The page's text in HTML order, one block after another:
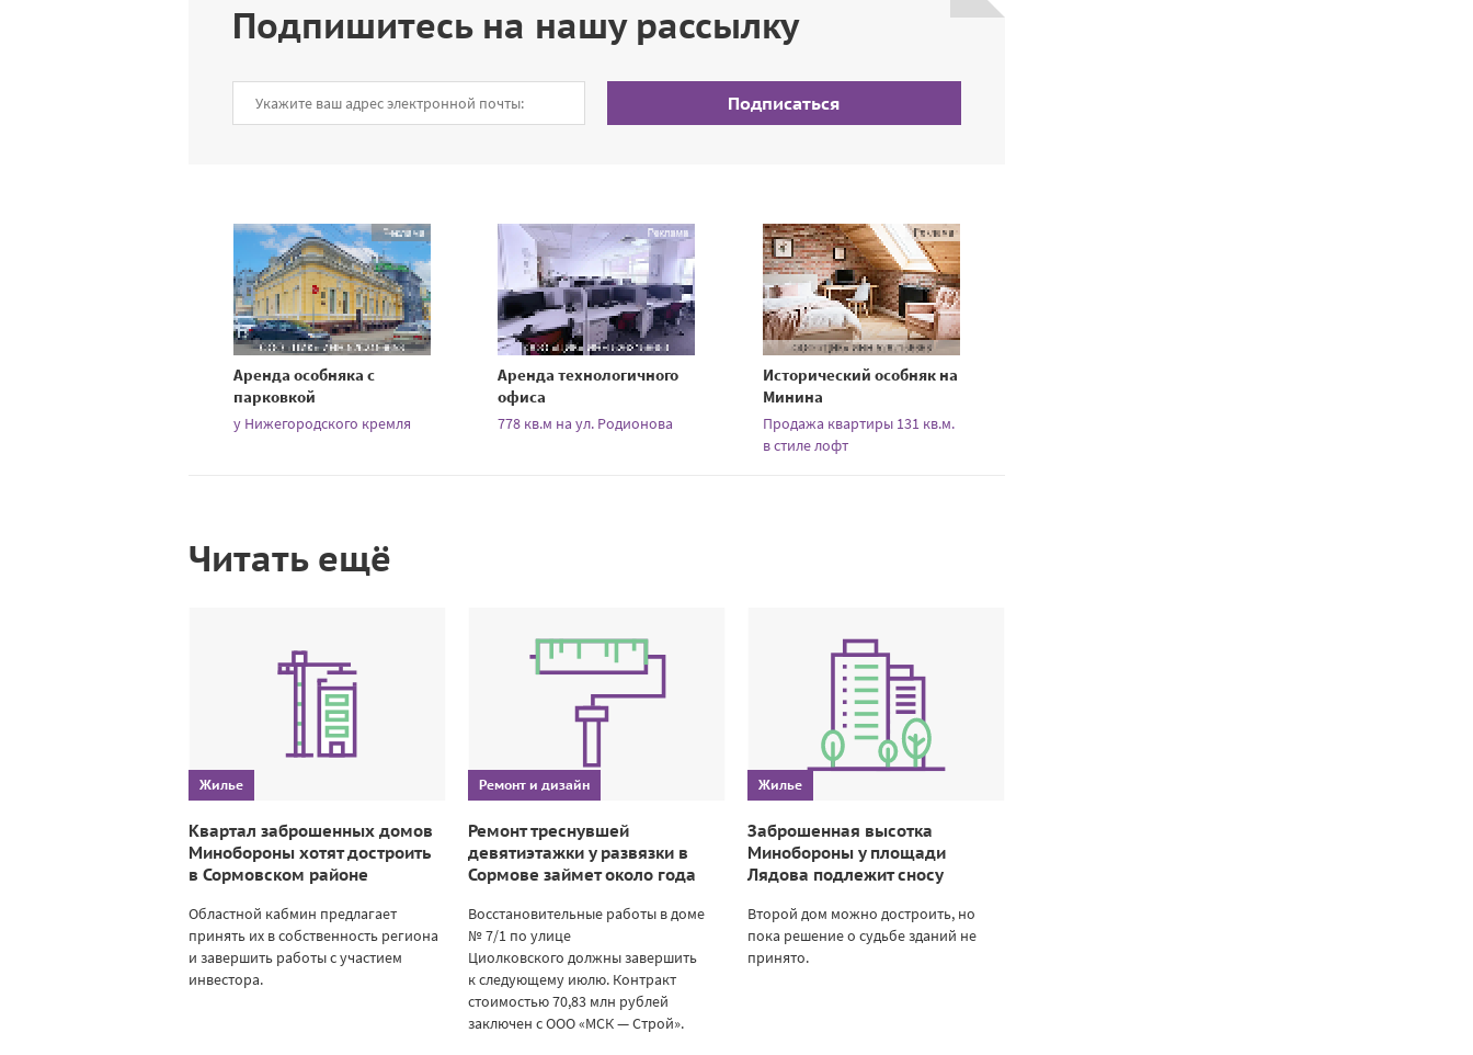
Подпишитесь на нашу рассылку
Подписаться
Аренда особняка с
парковкой
у Нижегородского кремля
Аренда технологичного
офиса
778 кв.м на ул. Родионова
Исторический особняк на
Минина
Продажа квартиры 131 кв.м.
в стиле лофт
Читать ещё
Жилье
Квартал заброшенных домов
Минобороны хотят достроить
в Сормовском районе
Областной кабмин предлагает
принять их в собственность региона
и завершить работы с участием
инвестора.
Ремонт и дизайн
Ремонт треснувшей
девятиэтажки у развязки в
Сормове займет около года
Восстановительные работы в доме
№ 7/1 по улице
Циолковского должны завершить
к следующему июлю. Контракт
стоимостью 70,83 млн рублей
заключен с ООО «МСК — Строй».
Жилье
Заброшенная высотка
Минобороны у площади
Лядова подлежит сносу
Второй дом можно достроить, но
пока решение о судьбе зданий не
принято.